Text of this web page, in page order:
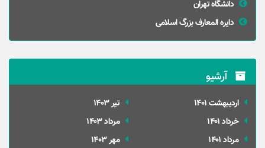
دانشگاه تهران
دایره المعارف بزرگ اسلامی
آرشیو
ارديبهشت 1401
خرداد 1401
مرداد 1401
تير 1403
مرداد 1403
مهر 1403